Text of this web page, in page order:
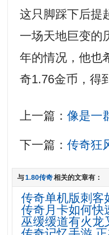
这只脚踩下后提
一场天地巨变的
年的情况，他也
奇1.76金币，得
上一篇：像是一
下一篇：传奇狂
与1.80传奇相关的文章有：
传奇单机版刺客
传奇月卡如何快
巫缓缓道有火龙